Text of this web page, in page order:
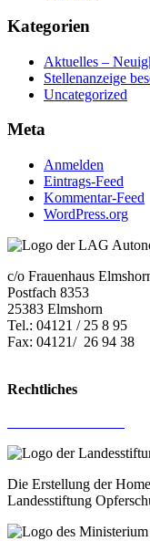
Kategorien
Aktuelles –
Stellenanzeige
Uncategorized
Meta
Anmelden
Eintrags-Feed
Kommentar-Feed
WordPress.org
c/o Frauenhaus
Postfach 8353
25383 Elmshorn
Tel.: 04121 / 25 8 95
Fax: 04121/ 26 94 38
Rechtliches
Die Erstellung der
Landesstiftung